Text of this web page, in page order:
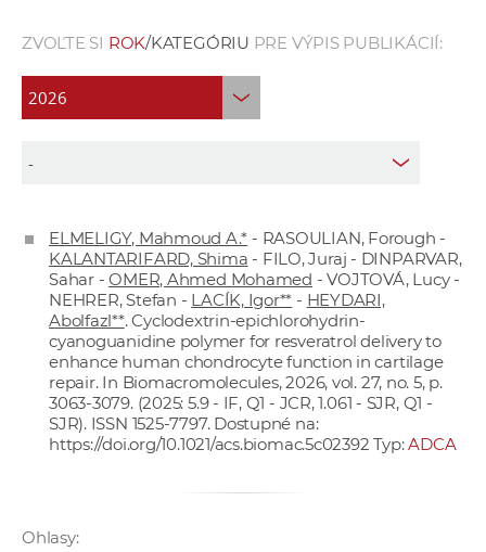
c
í
a
c
p
r
a
ZVOĽTE SI ROK/KATEGÓRIU PRE VÝPIS PUBLIKÁCIÍ:
ELMELIGY, Mahmoud A.* - RASOULIAN, Forough -
KALANTARIFARD, Shima - FILO, Juraj - DINPARVAR,
Sahar -OMER, Ahmed Mohamed - VOJTOVÁ, Lucy -
NEHRER, Stefan - LACÍK, Igor** - HEYDARI,
Abolfazl**. Cyclodextrin-epichlorohydrin-
cyanoguanidine polymer for resveratrol delivery to
enhance human chondrocyte function in cartilage
repair. In Biomacromolecules, 2026, vol. 27, no. 5, p.
3063-3079. (2025: 5.9 - IF, Q1 - JCR, 1.061 - SJR, Q1 -
SJR). ISSN 1525-7797. Dostupné na:
https://doi.org/10.1021/acs.biomac.5c02392 Typ:ADCA
Ohlasy: